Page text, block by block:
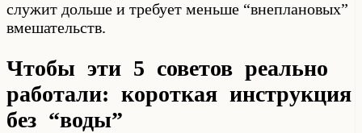
служит дольше и требует меньше “внеплановых”
вмешательств.
Чтобы эти 5 советов реально
работали: короткая инструкция
без “воды”